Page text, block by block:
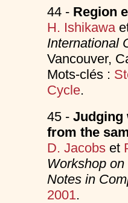
44 - Region
H. Ishikawa
International
Vancouver,
Mots-clés :
Cycle.
45 - Judging
from the
D. Jacobset
Workshop
Notes in
2001.